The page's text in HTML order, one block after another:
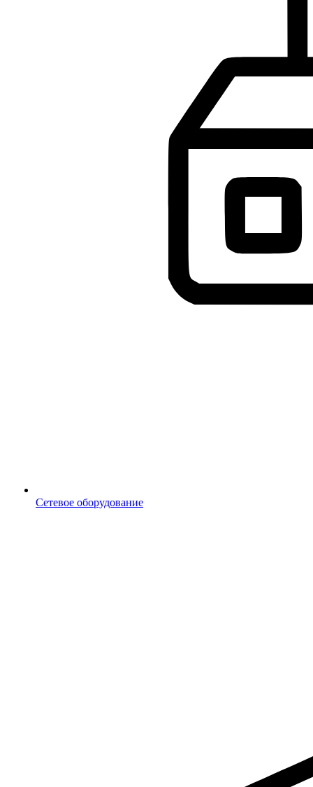
Сетевое оборудование